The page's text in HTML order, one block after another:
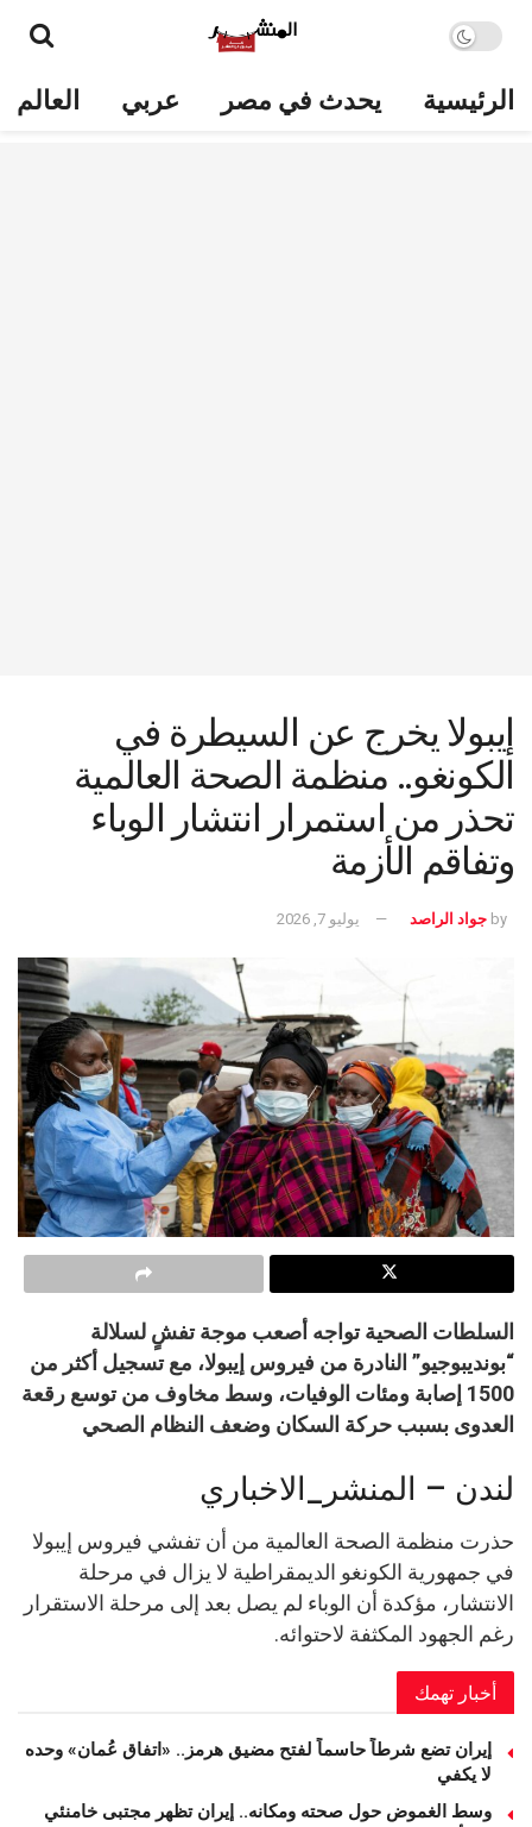
الرئيسية يحدث في مصر عربي العالم
إيبولا يخرج عن السيطرة في
الكونغو.. منظمة الصحة العالمية
تحذر من استمرار انتشار الوباء
وتفاقم الأزمة
by جواد الراصد يوليو 7, 2026
السلطات الصحية تواجه أصعب موجة تفشٍ لسلالة
“بونديبوجيو” النادرة من فيروس إيبولا، مع تسجيل أكثر من
1500 إصابة ومئات الوفيات، وسط مخاوف من توسع رقعة
العدوى بسبب حركة السكان وضعف النظام الصحي
لندن – المنشر_الاخباري
حذرت منظمة الصحة العالمية من أن تفشي فيروس إيبولا
في جمهورية الكونغو الديمقراطية لا يزال في مرحلة
الانتشار، مؤكدة أن الوباء لم يصل بعد إلى مرحلة الاستقرار
رغم الجهود المكثفة لاحتوائه.
أخبار تهمك
إيران تضع شرطاً حاسماً لفتح مضيق هرمز.. «اتفاق عُمان» وحده
لا يكفي
وسط الغموض حول صحته ومكانه.. إيران تظهر مجتبى خامنئي